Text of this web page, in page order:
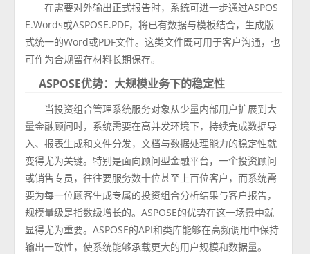
在需要对外输出正式报告时，系统可进一步通过ASPOS
E.Words或ASPOSE.PDF，将已有数据与模板结合，生成版
式统一的Word或PDF文件。这类文件既可用于客户沟通，也
可作为合规留存材料长期保存。
ASPOSE优势：大规模业务下的稳定性
当投资组合管理系统服务对象从少量内部用户扩展到大
量金融顾问时，系统需要在高并发环境下，持续完成数据导
入、报表生成和文件分发，文档与数据处理能力的稳定性就
变得尤为关键。特别是面向顾问型金融平台，一个投资顾问
或销售专员，往往要服务数十位甚至上百位客户，而系统需
要为每一位顾客生成专属的投资组合分析结果与客户报告，
规模量级是指数级增长的。ASPOSE的优势在这一场景中就
显得尤为重要。ASPOSE的API和类库能够在高频调用中保持
输出一致性，使系统能够承载更大的用户规模和数据量。